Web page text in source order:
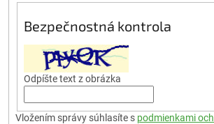
Bezpečnostná kontrola
Odpíšte text z obrázka
Vložením správy súhlasíte s podmienkami